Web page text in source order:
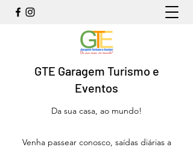
GTE Garagem Turismo e
Eventos
Da sua casa, ao mundo!
Venha passear conosco, saídas diárias a